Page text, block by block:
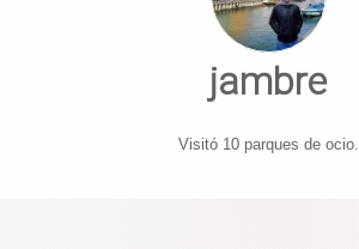
jambre
Visitó 10 parques de ocio.